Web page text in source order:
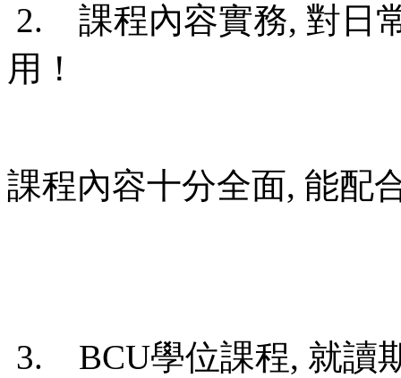
2. 課程內容實務, 對日
用！
課程內容十分全面, 能配
3. BCU學位課程, 就讀